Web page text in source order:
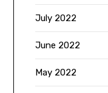
July 2022
June 2022
May 2022